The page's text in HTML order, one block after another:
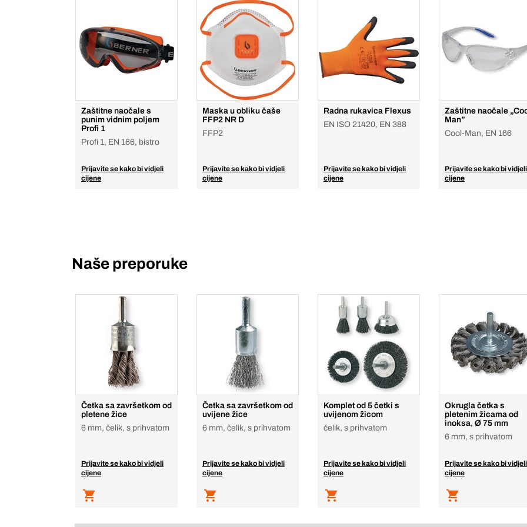
Zaštitne naočale s
punim vidnim poljem
Profi 1
Profi 1, EN 166, bistro
Prijavite se kako bi vidjeli
cijene
Maska u obliku čaše
FFP2 NR D
FFP2
Prijavite se kako bi vidjeli
cijene
Radna rukavica Flexus
EN ISO 21420, EN 388
Prijavite se kako bi vidjeli
cijene
Zaštitne naočale
Man”
Cool-Man, EN 166
Prijavite se kako bi vidjeli
cijene
Naše preporuke
Četka sa završetkom od
pletene žice
6 mm, čelik, s prihvatom
Prijavite se kako bi vidjeli
cijene
Četka sa završetkom od
uvijene žice
6 mm, čelik, s prihvatom
Prijavite se kako bi vidjeli
cijene
Komplet od 5 četki s
uvijenom žicom
čelik, s prihvatom
Prijavite se kako bi vidjeli
cijene
Okrugla četka s
pletenim žicama od
inoksa, Ø 75 mm
6 mm, s prihvatom
Prijavite se kako bi vidjeli
cijene